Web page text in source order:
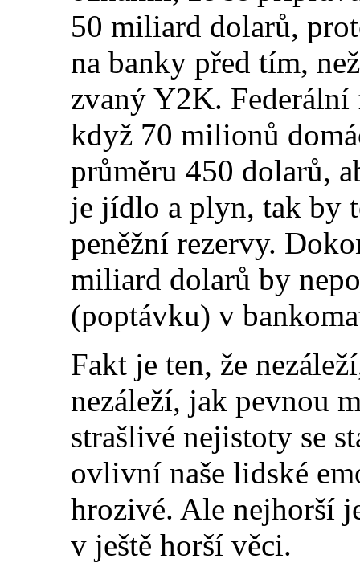
50 miliard dolarů,
na banky před tím,
zvaný Y2K.
když 70 milionů
průměru 450 dolarů,
je jídlo a plyn, tak by
peněžní rezervy.
miliard dolarů by
(poptávku) v
Fakt je ten, že
nezáleží, jak pevnou
strašlivé nejistoty se
ovlivní naše lidské
hrozivé. Ale nejhorší
v ještě horší věci.